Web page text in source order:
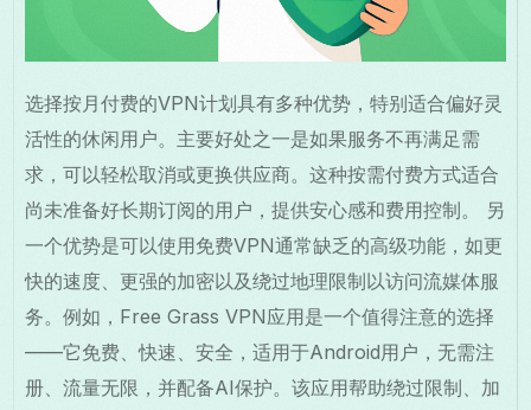
选择按月付费的VPN计划具有多种优势，特别适合偏好灵
活性的休闲用户。主要好处之一是如果服务不再满足需
求，可以轻松取消或更换供应商。这种按需付费方式适合
尚未准备好长期订阅的用户，提供安心感和费用控制。 另
一个优势是可以使用免费VPN通常缺乏的高级功能，如更
快的速度、更强的加密以及绕过地理限制以访问流媒体服
务。例如，Free Grass VPN应用是一个值得注意的选择
——它免费、快速、安全，适用于Android用户，无需注
册、流量无限，并配备AI保护。该应用帮助绕过限制、加